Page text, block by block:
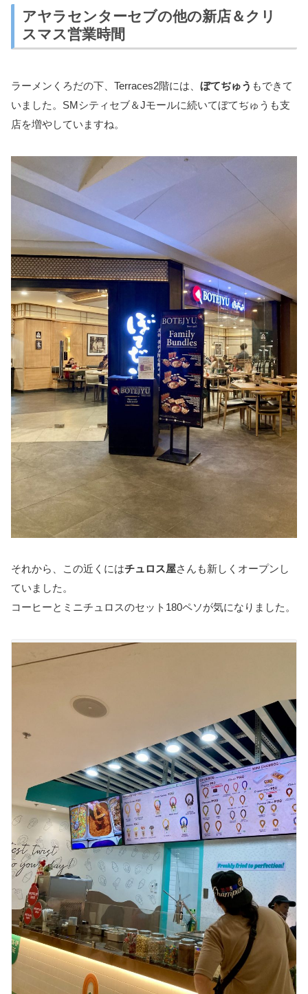
アヤラセンターセブの他の新店＆クリ
スマス営業時間
ラーメンくろだの下、Terraces2階には、 ぼてぢゅう もできて
いました。SMシティセブ＆Jモールに続いてぼてぢゅうも支
店を増やしていますね。
それから、この近くにはチュロス屋さんも新しくオープンし
ていました。
コーヒーとミニチュロスのセット180ペソが気になりました。